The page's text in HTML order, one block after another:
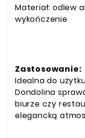
Materiał: odlew
wykończenie
Zastosowanie:
Idealna do
Dondolina
biurze czy
elegancką